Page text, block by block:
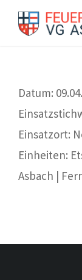
Datum:
Einsatzort:
Einheiten:
Asbach |